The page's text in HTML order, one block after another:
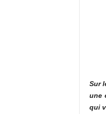
Sur
une
qui